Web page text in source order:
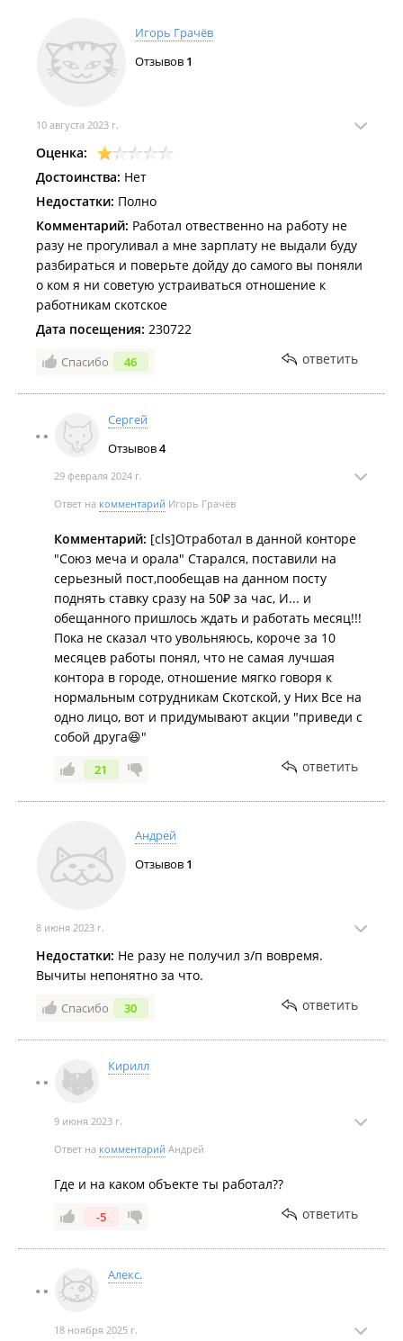
Игорь Грачёв
Отзывов 1
10 августа 2023 г.
Оценка:
Достоинства: Нет
Недостатки: Полно
Комментарий: Работал отвественно на работу не
разу не прогуливал а мне зарплату не выдали буду
разбираться и поверьте дойду до самого вы поняли
о ком я ни советую устраиваться отношение к
работникам скотское
Дата посещения: 230722
Спасибо 46 ответить
Сергей
Отзывов4
29 февраля 2024 г.
Ответ на комментарий Игорь Грачёв
Комментарий: [cls]Отработал в данной конторе
"Союз меча и орала" Старался, поставили на
серьезный пост,пообещав на данном посту
поднять ставку сразу на 50₽ за час, И... и
обещанного пришлось ждать и работать месяц!!!
Пока не сказал что увольняюсь, короче за 10
месяцев работы понял, что не самая лучшая
контора в городе, отношение мягко говоря к
нормальным сотрудникам Скотской, у Них Все на
одно лицо, вот и придумывают акции "приведи с
собой друга😆"
21 ответить
Андрей
Отзывов 1
8 июня 2023 г.
Недостатки: Не разу не получил з/п вовремя.
Вычиты непонятно за что.
Спасибо 30 ответить
Кирилл
9 июня 2023 г.
Ответ на комментарий Андрей
Где и на каком объекте ты работал??
-5 ответить
Алекс.
18 ноября 2025 г.